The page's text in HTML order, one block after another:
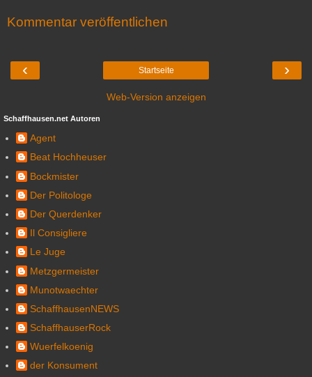
Kommentar veröffentlichen
‹ ›
Startseite
Web-Version anzeigen
Schaffhausen.net Autoren
Agent
Beat Hochheuser
Bockmister
Der Politologe
Der Querdenker
Il Consigliere
Le Juge
Metzgermeister
Munotwaechter
SchaffhausenNEWS
SchaffhauserRock
Wuerfelkoenig
der Konsument